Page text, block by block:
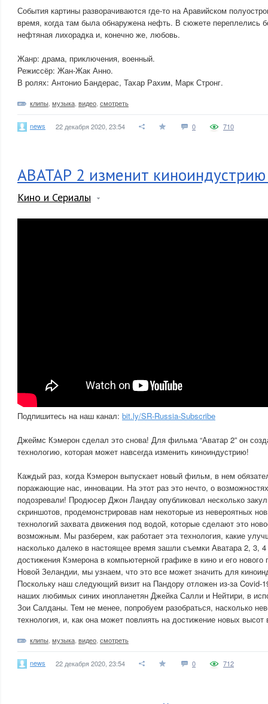
События картины разворачиваются где-то на Аравийском
время, когда там была обнаружена нефть. В сюжете переплелись
нефтяная лихорадка и, конечно же, любовь.
Жанр: драма, приключения, военный.
Режиссёр: Жан-Жак Анно.
В ролях: Антонио Бандерас, Тахар Рахим, Марк Стронг.
клипы музыка видео смотреть
news 22 декабря 2020, 23:54 0 710
АВАТАР 2 изменит
Кино и Сериалы
Подпишитесь на наш канал: bit.ly/SR-Russia-Subscribe
Джеймс Кэмерон сделал это снова! Для фильма “Аватар 2” он
технологию, которая может навсегда изменить киноиндустрию!
Каждый раз, когда Кэмерон выпускает новый фильм, в нем
поражающие нас, инновации. На этот раз это нечто, о
подозревали! Продюсер Джон Ландау опубликовал несколько
скриншотов, продемонстрировав нам некоторые из невероятных
технологий захвата движения под водой, которые сделают это
возможным. Мы разберем, как работает эта технология, какие
насколько далеко в настоящее время зашли съемки Аватара 2, 3,
достижения Кэмерона в компьютерной графике в кино и его нового
Новой Зеландии, мы узнаем, что это все может значить для
Поскольку наш следующий визит на Пандору отложен из-за
наших любимых синих инопланетян Джейка Салли и Нейтири, в
Зои Салданы. Тем не менее, попробуем разобраться, насколько
технология, и, как она может повлиять на достижение новых
клипы музыка видео смотреть
news 22 декабря 2020, 23:54 0 712